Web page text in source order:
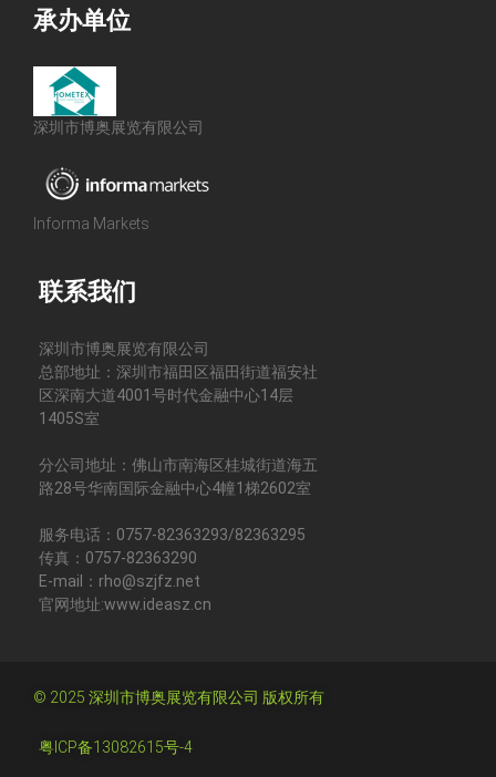
承办单位
深圳市博奥展览有限公司
Informa Markets
联系我们
深圳市博奥展览有限公司
总部地址：深圳市福田区福田街道福安社
区深南大道4001号时代金融中心14层
1405S室
分公司地址：佛山市南海区桂城街道海五
路28号华南国际金融中心4幢1梯2602室
服务电话：0757-82363293/82363295
传真：0757-82363290
E-mail：rho@szjfz.net
官网地址:www.ideasz.cn
© 2025 深圳市博奥展览有限公司 版权所有
粤ICP备13082615号-4